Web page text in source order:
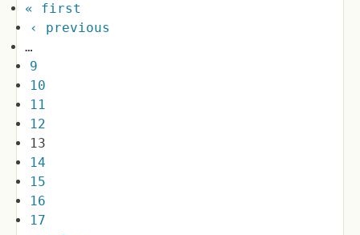
« first
‹ previous
…
9
10
11
12
13
14
15
16
17